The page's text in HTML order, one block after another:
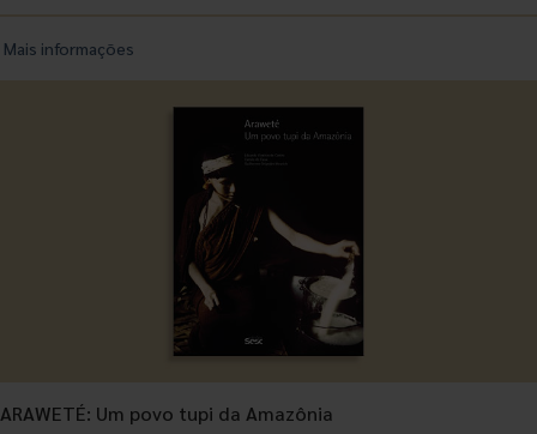
Mais informações
ARAWETÉ: Um povo tupi da Amazônia